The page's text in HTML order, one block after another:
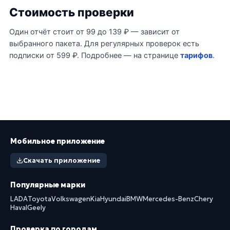
Стоимость проверки
Один отчёт стоит от 99 до 139 ₽ — зависит от
выбранного пакета. Для регулярных проверок есть
подписки от 599 ₽. Подробнее — на странице тарифов.
Мобильное приложение
Скачать приложение
Популярные марки
LADAToyotaVolkswagenKiaHyundaiBMWMercedes-BenzChery
HavalGeely